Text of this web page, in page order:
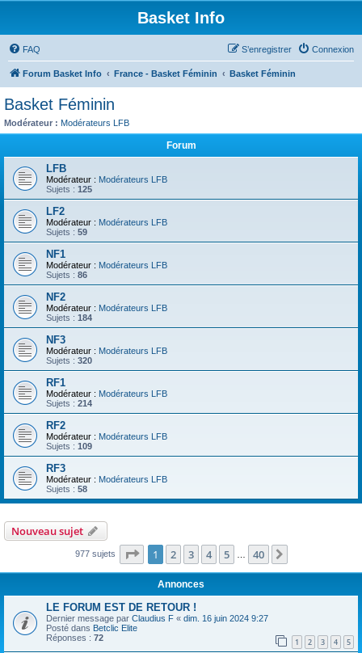
Basket Info
FAQ Connexion
S’enregistrer
Forum Basket Info France - Basket Féminin Basket Féminin
Basket Féminin
Modérateur : Modérateurs LFB
Forum
LFB
Modérateur : Modérateurs LFB
Sujets : 125
LF2
Modérateur : Modérateurs LFB
Sujets : 59
NF1
Modérateur : Modérateurs LFB
Sujets : 86
NF2
Modérateur : Modérateurs LFB
Sujets : 184
NF3
Modérateur : Modérateurs LFB
Sujets : 320
RF1
Modérateur : Modérateurs LFB
Sujets : 214
RF2
Modérateur : Modérateurs LFB
Sujets : 109
RF3
Modérateur : Modérateurs LFB
Sujets : 58
Nouveau sujet
977 sujets Page 1sur40
1 2 3 4 5 40
Annonces
LE FORUM EST DE RETOUR !
Dernier message par Claudius F « dim. 16 juin 2024 9:27
Posté dans Betclic Elite
Réponses : 72 1 2 3 4 5